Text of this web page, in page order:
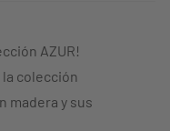
AZUR!
colección
madera y sus